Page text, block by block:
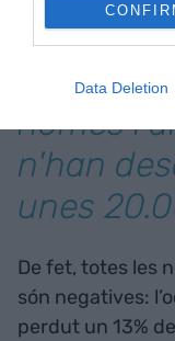
Data Deletion
Entre el
morir un
només
n'han
unes
De fet, totes les
són negatives:
perdut un 13%